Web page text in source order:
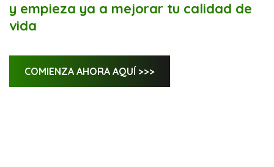
y empieza ya a mejorar tu calidad de
vida
COMIENZA AHORA AQUÍ >>>